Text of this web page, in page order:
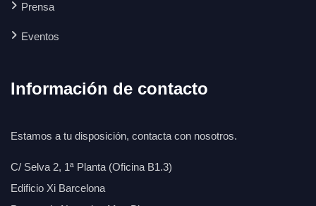
Prensa
Eventos
Información de contacto
Estamos a tu disposición, contacta con nosotros.
C/ Selva 2, 1ª Planta (Oficina B1.3)
Edificio Xi Barcelona